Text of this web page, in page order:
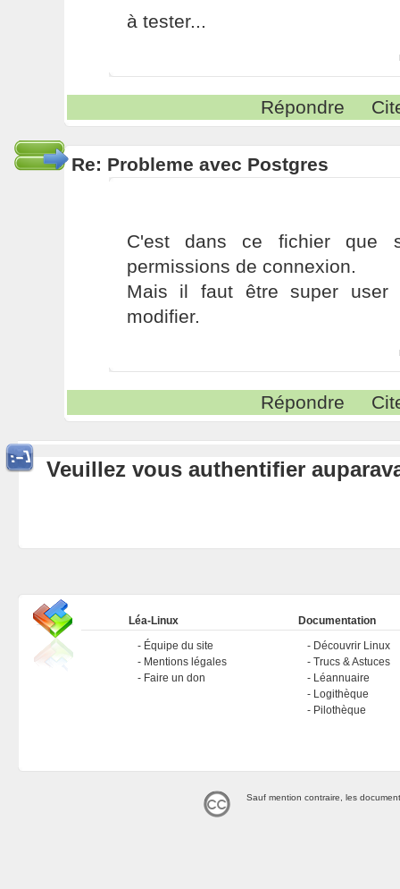
à tester...
Répondre
Re: Probleme avec Postgres
C'est dans ce fichier que
permissions de connexion.
Mais il faut être super user
modifier.
Répondre
Veuillez vous authentifier
Léa-Linux
Équipe du site
Mentions légales
Faire un don
Documentation
Découvrir Linux
Trucs & Astuces
Léannuaire
Logithèque
Pilothèque
Sauf mention contraire, les